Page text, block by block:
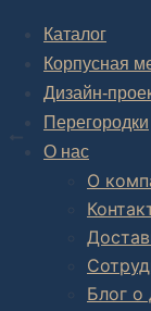
Каталог
Корпусная
Дизайн-
Перегородки
О нас
О
Блог о
Post navigation
НАЗАД
Изысканное
Комплексное